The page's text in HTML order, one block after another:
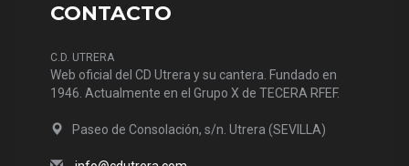
CONTACTO
C.D. UTRERA
Web oficial del CD Utrera y su cantera. Fundado en
1946. Actualmente en el Grupo X de TECERA RFEF.
Paseo de Consolación, s/n. Utrera (SEVILLA)